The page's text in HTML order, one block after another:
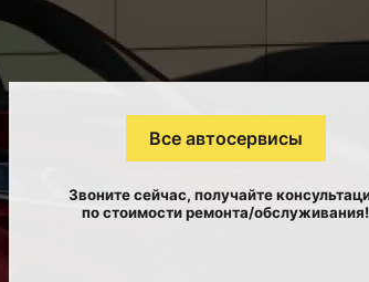
Все автосервисы
Звоните сейчас, получайте
по стоимости ремонта/обслуживания!